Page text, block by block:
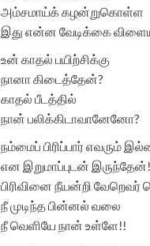
அம்சமாய்க் கழன்றுகொள்ள
இது என்ன வேடிக்கை
உன் காதல் பயிற்சிக்கு
நானா கிடைத்தேன்?
காதல் பீடத்தில்
நான் பலிக்கிடாவானேனோ?
நம்மைப் பிரிப்பார் எவரும்
என இறுமாப்புடன்
பிரிவினை நீயன்றி வேறெவர்
நீ முடிந்த பின்னல் வலை
நீ வெளியே நான் உள்ளே!!